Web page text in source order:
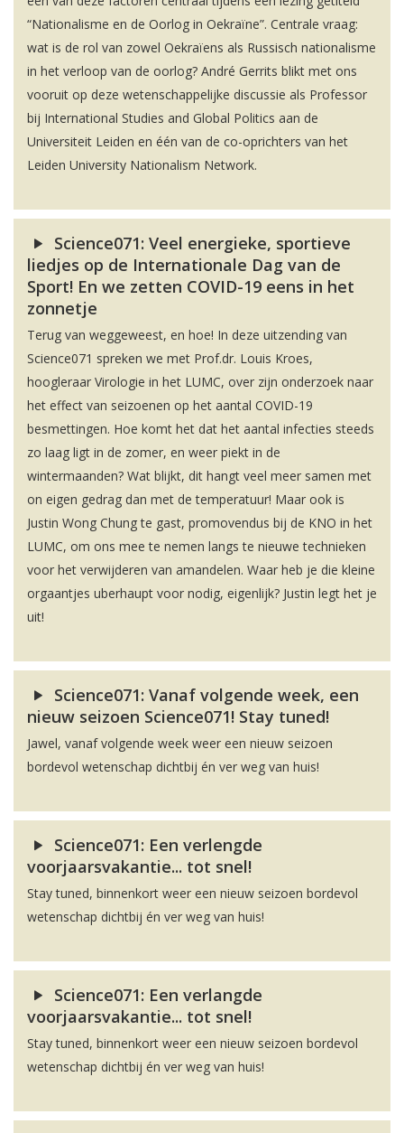
“Nationalisme en de Oorlog in Oekraïne”. Centrale vraag:
wat is de rol van zowel Oekraïens als Russisch nationalisme
in het verloop van de oorlog? André Gerrits blikt met ons
vooruit op deze wetenschappelijke discussie als Professor
bij International Studies and Global Politics aan de
Universiteit Leiden en één van de co-oprichters van het
Leiden University Nationalism Network.
Science071: Veel energieke, sportieve
liedjes op de Internationale Dag van de
Sport! En we zetten COVID-19 eens in het
zonnetje
Terug van weggeweest, en hoe! In deze uitzending van
Science071 spreken we met Prof.dr. Louis Kroes,
hoogleraar Virologie in het LUMC, over zijn onderzoek naar
het effect van seizoenen op het aantal COVID-19
besmettingen. Hoe komt het dat het aantal infecties steeds
zo laag ligt in de zomer, en weer piekt in de
wintermaanden? Wat blijkt, dit hangt veel meer samen met
on eigen gedrag dan met de temperatuur! Maar ook is
Justin Wong Chung te gast, promovendus bij de KNO in het
LUMC, om ons mee te nemen langs te nieuwe technieken
voor het verwijderen van amandelen. Waar heb je die kleine
orgaantjes uberhaupt voor nodig, eigenlijk? Justin legt het je
uit!
Science071: Vanaf volgende week, een
nieuw seizoen Science071! Stay tuned!
Jawel, vanaf volgende week weer een nieuw seizoen
bordevol wetenschap dichtbij én ver weg van huis!
Science071: Een verlengde
voorjaarsvakantie... tot snel!
Stay tuned, binnenkort weer een nieuw seizoen bordevol
wetenschap dichtbij én ver weg van huis!
Science071: Een verlangde
voorjaarsvakantie... tot snel!
Stay tuned, binnenkort weer een nieuw seizoen bordevol
wetenschap dichtbij én ver weg van huis!